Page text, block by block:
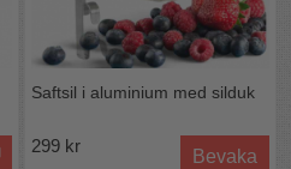
Saftsil i aluminium med silduk
299 kr
Bevaka